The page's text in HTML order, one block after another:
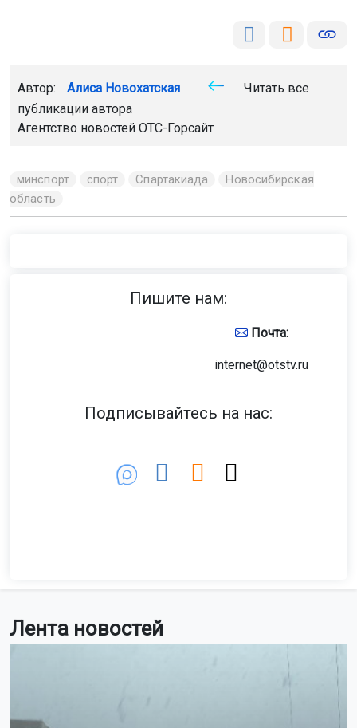
Лента новостей
Автор: Алиса Новохатская
Читать все
публикации автора
Агентство новостей ОТС-Горсайт
минспорт спорт Спартакиада
Новосибирская
область
Пишите нам:
Почта:
internet@otstv.ru
Подписывайтесь на нас: